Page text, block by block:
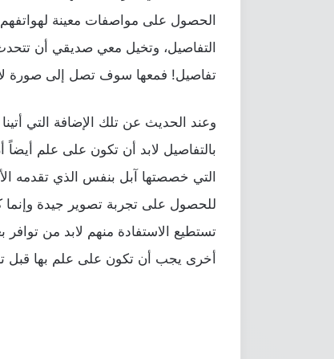
الحصول على مواصفات معينة
التفاصيل، وتخيل معي صديقي أن
تفاصيل! فمعها سوف تصل إلى صورة
وعند الحديث عن تلك الإضافة التي
التي خصصتها آبل بنفس الذي تقدمه
للحصول على تجربة تصوير جيدة
تستطيع الاستفادة منهم لابد من
أخرى يجب أن تكون على علم بها قبل